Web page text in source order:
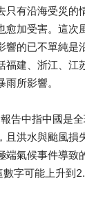
只有沿海受災的
愈加受害。這次
響的已不單純是
建、浙江、江
所影響。
告中指中國是
且洪水與颱風損
端氣候事件導致
字可能上升到